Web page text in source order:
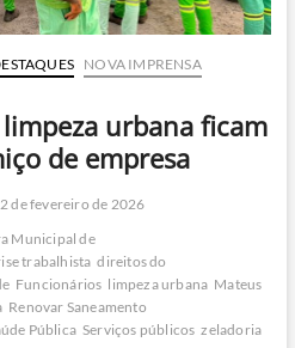
NOVA IMPRENSA
urbana ficam
de empresa
de fevereiro de 2026
Municipal de
trabalhista direitos do
Funcionários limpeza urbana Mateus
Renovar Saneamento
Pública Serviços públicos zeladoria